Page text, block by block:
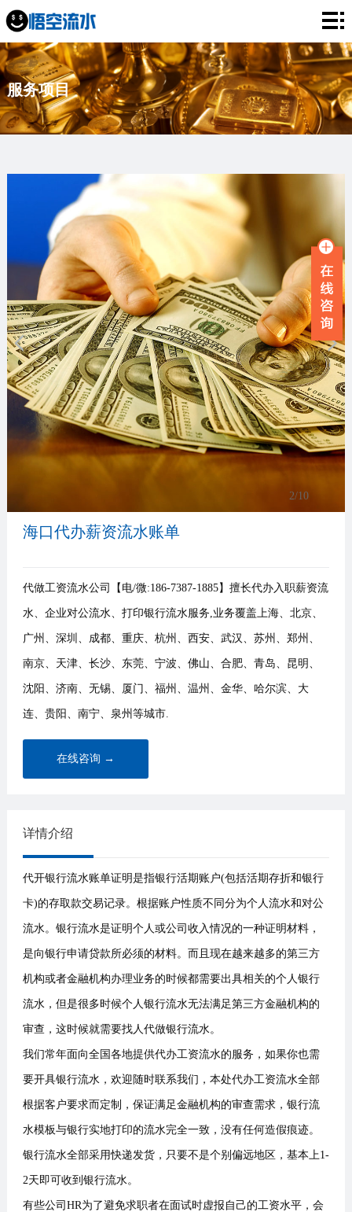
网
站
首
页
银
行
流
工
资
薪
水
目
资
讯
牌
故
事
联
系
我
服务项目
3/10
海口代办薪资流水账单
代做工资流水公司【电/微:186-7387-1885】擅长代办入职薪资流
水、企业对公流水、打印银行流水服务,业务覆盖上海、北京、
广州、深圳、成都、重庆、杭州、西安、武汉、苏州、郑州、
南京、天津、长沙、东莞、宁波、佛山、合肥、青岛、昆明、
沈阳、济南、无锡、厦门、福州、温州、金华、哈尔滨、大
连、贵阳、南宁、泉州等城市.
在线咨询 →
详情介绍
代开银行流水账单证明是指银行活期账户(包括活期存折和银行
卡)的存取款交易记录。根据账户性质不同分为个人流水和对公
流水。银行流水是证明个人或公司收入情况的一种证明材料，
是向银行申请贷款所必须的材料。而且现在越来越多的第三方
机构或者金融机构办理业务的时候都需要出具相关的个人银行
流水，但是很多时候个人银行流水无法满足第三方金融机构的
审查，这时候就需要找人代做银行流水。
我们常年面向全国各地提供代办工资流水的服务，如果你也需
要开具银行流水，欢迎随时联系我们，本处代办工资流水全部
根据客户要求而定制，保证满足金融机构的审查需求，银行流
水模板与银行实地打印的流水完全一致，没有任何造假痕迹。
银行流水全部采用快递发货，只要不是个别偏远地区，基本上1-
2天即可收到银行流水。
有些公司HR为了避免求职者在面试时虚报自己的工资水平，会